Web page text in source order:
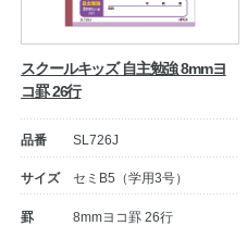
スクールキッズ 自主勉強 8mmヨ
コ罫 26行
品番 SL726J
サイズ セミB5（学用3号）
罫 8mmヨコ罫 26行